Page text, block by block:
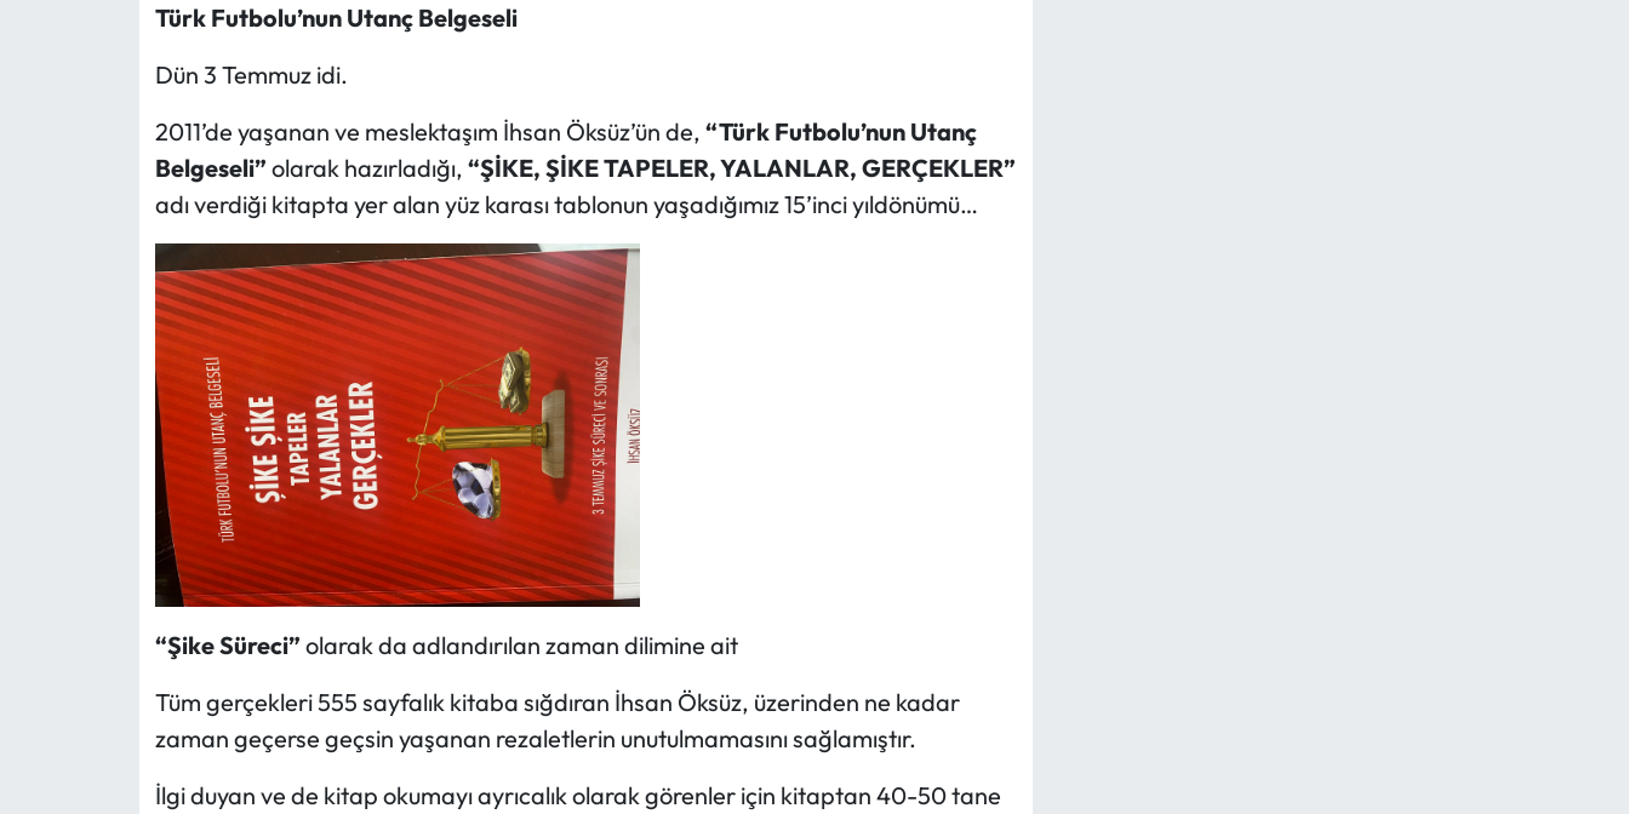
Türk Futbolu’nun Utanç Belgeseli
Dün 3 Temmuz idi.
2011’de yaşanan ve meslektaşım İhsan Öksüz’ün de, “Türk Futbolu’nun Utanç
Belgeseli” olarak hazırladığı, “ŞİKE, ŞİKE TAPELER, YALANLAR, GERÇEKLER”
adı verdiği kitapta yer alan yüz karası tablonun yaşadığımız 15’inci yıldönümü…
“Şike Süreci” olarak da adlandırılan zaman dilimine ait
Tüm gerçekleri 555 sayfalık kitaba sığdıran İhsan Öksüz, üzerinden ne kadar
zaman geçerse geçsin yaşanan rezaletlerin unutulmamasını sağlamıştır.
İlgi duyan ve de kitap okumayı ayrıcalık olarak görenler için kitaptan 40-50 tane